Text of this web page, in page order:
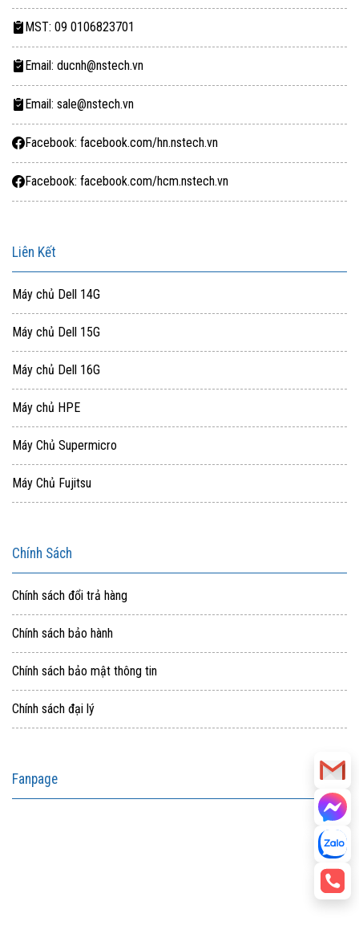
MST: 09 0106823701
Email: ducnh@nstech.vn
Email: sale@nstech.vn
Facebook: facebook.com/hn.nstech.vn
Facebook: facebook.com/hcm.nstech.vn
Liên Kết
Máy chủ Dell 14G
Máy chủ Dell 15G
Máy chủ Dell 16G
Máy chủ HPE
Máy Chủ Supermicro
Máy Chủ Fujitsu
Chính Sách
Chính sách đổi trả hàng
Chính sách bảo hành
Chính sách bảo mật thông tin
Chính sách đại lý
Fanpage